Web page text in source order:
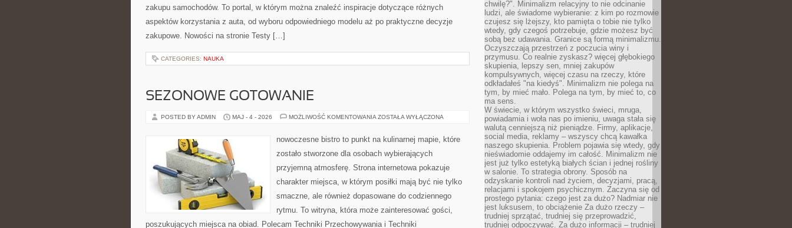
zakupu samochodów. To portal, w którym można znaleźć inspiracje dotyczące różnych
aspektów korzystania z auta, od wyboru odpowiedniego modelu aż po praktyczne decyzje
zakupowe. Nowości na stronie Testy […]
CATEGORIES: NAUKA
SEZONOWE GOTOWANIE
POSTED BY ADMIN MAJ - 4 - 2026 MOŻLIWOŚĆ KOMENTOWANIA SEZONOWE
ZOSTAŁA WYŁĄCZONA
nowoczesne bistro to punkt na kulinarnej mapie, które
zostało stworzone dla osobach wybierających
przyjemną atmosferę. Strona internetowa pokazuje
charakter miejsca, w którym posiłki mają być nie tylko
smaczne, ale również dopasowane do codziennego
rytmu. To witryna, która może zainteresować gości,
poszukujących miejsca na obiad. Polecam Techniki Przechowywania i Techniki
chwilę?". Minimalizm relacyjny to nie odcinanie
ludzi, ale świadome wybieranie: z kim po rozmowie
czujesz się lżejszy, kto pamięta o tobie nie tylko
wtedy, gdy czegoś potrzebuje, gdzie możesz być
sobą bez udawania. Granice są formą minimalizmu.
Oczyszczają przestrzeń z poczucia winy i
przymusu. Co realnie zyskasz? więcej głębokiego
skupienia, lepszy sen, mniej zakupów
kompulsywnych, więcej czasu na rzeczy, które
odkładałeś "na kiedyś". Minimalizm nie polega na
tym, by mieć mało. Polega na tym, by mieć to, co
ma sens.
W świecie, w którym wszystko świeci, mruga,
powiadamia i woła nas po imieniu, uwaga stała się
walutą cenniejszą niż pieniądze. Firmy, aplikacje,
social media, reklamy – wszyscy chcą kawałka
naszego skupienia. Problem pojawia się wtedy, gdy
nieświadomie oddajemy im całość. Minimalizm nie
jest już tylko estetyką białych ścian i jednej rośliny
w salonie. To strategia obrony. Sposób na
odzyskanie kontroli nad życiem, decyzjami, pracą,
relacjami i spokojem psychicznym. Zaczyna się od
prostego pytania: czego jest za dużo? Nadmiar nie
jest luksusem, to obciążenie Za dużo rzeczy –
trudniej sprzątać, trudniej się przeprowadzić,
trudniej odpoczywać. Za dużo informacji – trudniej